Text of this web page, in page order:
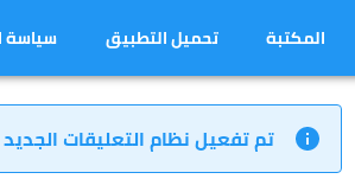
المكتبة تحميل التطبيق سياسة
تم تفعيل نظام التعليقات